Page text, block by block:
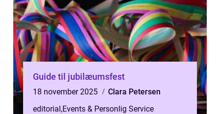
Guide til jubilæumsfest
18 november 2025
Clara Petersen
editorial,Events & Personlig Service